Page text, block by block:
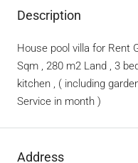
Description
House pool villa for Rent
Sqm , 280 m2 Land , 3
kitchen , ( including
Service in month )
Address